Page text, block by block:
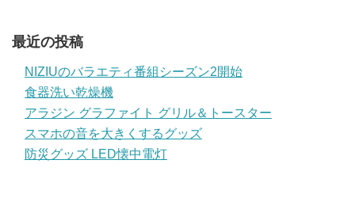
最近の投稿
NIZIUのバラエティ番組シーズン2開始
食器洗い乾燥機
アラジン グラファイト グリル＆トースター
スマホの音を大きくするグッズ
防災グッズ LED懐中電灯